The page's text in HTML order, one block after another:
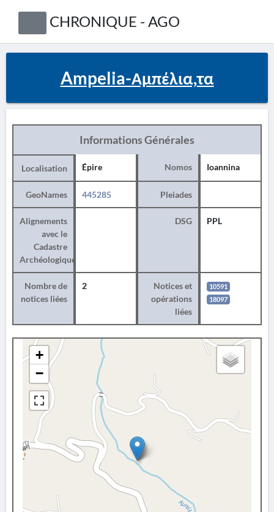
CHRONIQUE - AGO
Ampelia-Αμπέλια,τα
Informations Générales
Localisation Épire Nomos Ioannina
GeoNames 445285 Pleiades
Alignements
avec le
Cadastre
Archéologique
DSG PPL
Nombre de
notices liées
2
Notices et
opérations
liées
10591
18097
+
−